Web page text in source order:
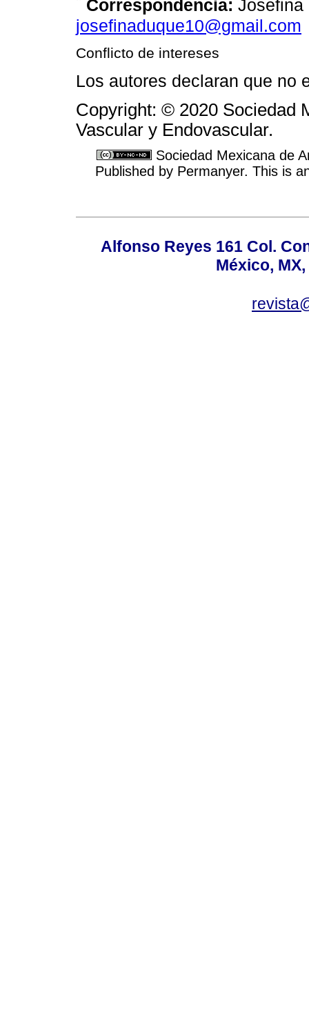
Correspondencia: Josefina
josefinaduque10@gmail.com
Conflicto de intereses
Los autores declaran que no
Copyright: © 2020 Sociedad
Vascular y Endovascular.
Sociedad Mexicana de
Published by Permanyer. This is
Alfonso Reyes 161 Col.
México,